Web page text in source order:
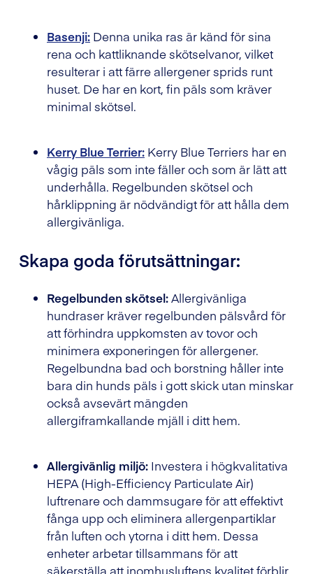
Basenji: Denna unika ras är känd för sina
rena och kattliknande skötselvanor, vilket
resulterar i att färre allergener sprids runt
huset. De har en kort, fin päls som kräver
minimal skötsel.
Kerry Blue Terrier: Kerry Blue Terriers har en
vågig päls som inte fäller och som är lätt att
underhålla. Regelbunden skötsel och
hårklippning är nödvändigt för att hålla dem
allergivänliga.
Skapa goda förutsättningar:
Regelbunden skötsel:Allergivänliga
hundraser kräver regelbunden pälsvård för
att förhindra uppkomsten av tovor och
minimera exponeringen för allergener.
Regelbundna bad och borstning håller inte
bara din hunds päls i gott skick utan minskar
också avsevärt mängden
allergiframkallande mjäll i ditt hem.
Allergivänlig miljö: Investera i högkvalitativa
HEPA (High-Efficiency Particulate Air)
luftrenare och dammsugare för att effektivt
fånga upp och eliminera allergenpartiklar
från luften och ytorna i ditt hem. Dessa
enheter arbetar tillsammans för att
säkerställa att inomhusluftens kvalitet förblir